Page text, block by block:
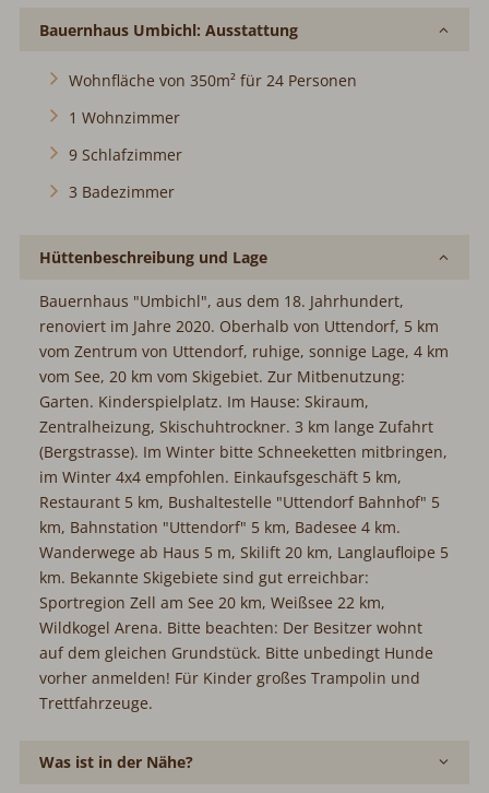
Bauernhaus Umbichl: Ausstattung
Wohnfläche von 350m² für 24 Personen
1 Wohnzimmer
9 Schlafzimmer
3 Badezimmer
Hüttenbeschreibung und Lage
Bauernhaus "Umbichl", aus dem 18. Jahrhundert,
renoviert im Jahre 2020. Oberhalb von Uttendorf, 5 km
vom Zentrum von Uttendorf, ruhige, sonnige Lage, 4 km
vom See, 20 km vom Skigebiet. Zur Mitbenutzung:
Garten. Kinderspielplatz. Im Hause: Skiraum,
Zentralheizung, Skischuhtrockner. 3 km lange Zufahrt
(Bergstrasse). Im Winter bitte Schneeketten mitbringen,
im Winter 4x4 empfohlen. Einkaufsgeschäft 5 km,
Restaurant 5 km, Bushaltestelle "Uttendorf Bahnhof" 5
km, Bahnstation "Uttendorf" 5 km, Badesee 4 km.
Wanderwege ab Haus 5 m, Skilift 20 km, Langlaufloipe 5
km. Bekannte Skigebiete sind gut erreichbar:
Sportregion Zell am See 20 km, Weißsee 22 km,
Wildkogel Arena. Bitte beachten: Der Besitzer wohnt
auf dem gleichen Grundstück. Bitte unbedingt Hunde
vorher anmelden! Für Kinder großes Trampolin und
Trettfahrzeuge.
Was ist in der Nähe?